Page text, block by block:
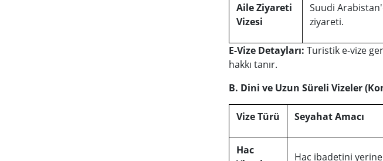
Aile Ziyareti
Vizesi
Suudi
ziyareti.
E-Vize Detayları: Turistik e-vize
hakkı tanır.
B. Dini ve Uzun Süreli Vizeler
Vize Türü Seyahat Amacı
Hac
Hac ibadetini